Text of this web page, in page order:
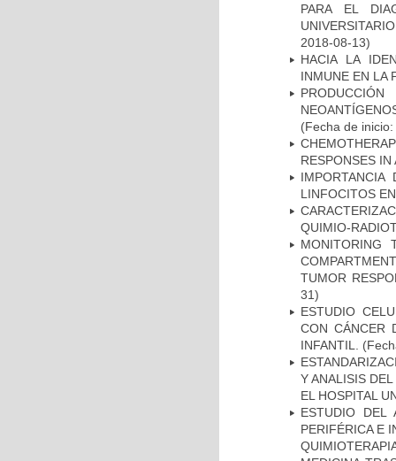
PARA EL
2018-08-13)
HACIA LA
INMUNE EN LA
(Fecha de
RESPONSES IN
LINFOCITOS
QUIMIO-
MONITORING
TUMOR
31)
ESTUDIO
CON CÁNCER
INFANTIL.
Y ANALISIS
EL HOSPITAL
ESTUDIO DEL
PERIFÉRICA E